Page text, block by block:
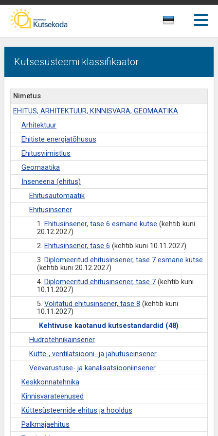
Kutsesüsteemi klassifikaator
Nimetus
EHITUS, ARHITEKTUUR, KINNISVARA, GEOMAATIKA
Arhitektuur
Ehitiste energiatõhusus
Ehitusviimistlus
Geomaatika
Inseneeria (ehitus)
Ehitusautomaatik
Ehitusinsener
1. Ehitusinsener, tase 6 esmane kutse (kehtib kuni
20.12.2027)
2. Ehitusinsener, tase 6 (kehtib kuni 10.11.2027)
3. Diplomeeritud ehitusinsener, tase 7 esmane kutse
(kehtib kuni 20.12.2027)
4. Diplomeeritud ehitusinsener, tase 7(kehtib kuni
10.11.2027)
5. Volitatud ehitusinsener, tase 8 (kehtib kuni
10.11.2027)
Kehtivuse kaotanud kutsestandardid (48)
Hüdrotehnikainsener
Kütte-, ventilatsiooni- ja jahutuseinsener
Veevarustuse- ja kanalisatsiooniinsener
Keskkonnatehnika
Kinnisvarateenused
Küttesüsteemide ehitus ja hooldus
Palkmajaehitus